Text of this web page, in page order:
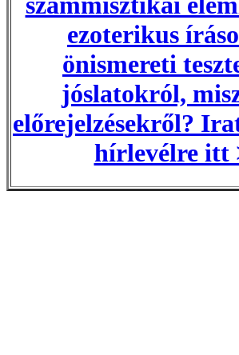
ezoterikus
önismereti
jóslatokról,
előrejelzésekről?
hírlevélre itt